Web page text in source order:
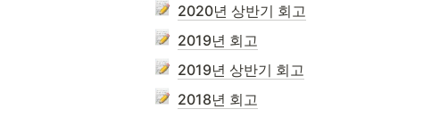
2020년 상반기 회고
2019년 회고
2019년 상반기 회고
2018년 회고